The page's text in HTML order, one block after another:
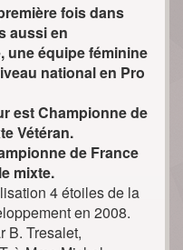
fois dans
aussi en
une équipe féminine
national en Pro
est Championne de
Vétéran.
de France
mixte.
4 étoiles de la
en 2008.
B. Tresalet,